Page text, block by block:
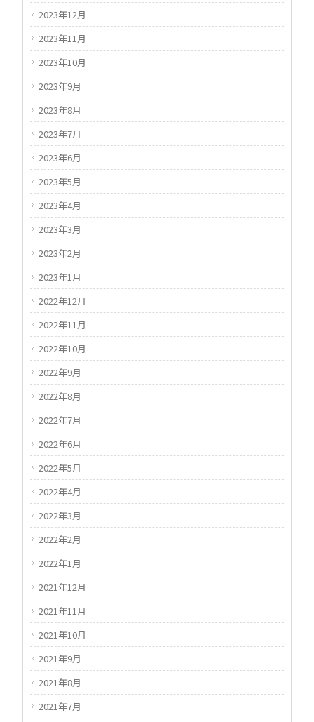
2023年12月
2023年11月
2023年10月
2023年9月
2023年8月
2023年7月
2023年6月
2023年5月
2023年4月
2023年3月
2023年2月
2023年1月
2022年12月
2022年11月
2022年10月
2022年9月
2022年8月
2022年7月
2022年6月
2022年5月
2022年4月
2022年3月
2022年2月
2022年1月
2021年12月
2021年11月
2021年10月
2021年9月
2021年8月
2021年7月